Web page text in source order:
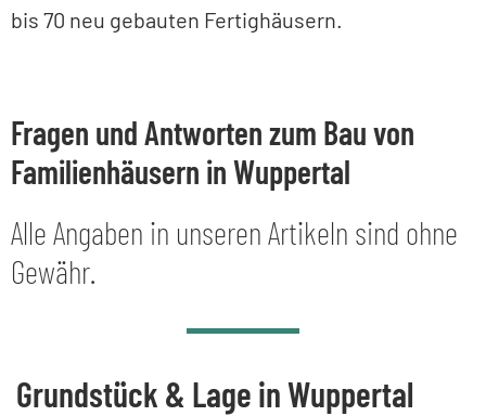
bis 70 neu gebauten Fertighäusern.
Fragen und Antworten zum Bau von
Familienhäusern in Wuppertal
Alle Angaben in unseren Artikeln sind ohne
Gewähr.
Grundstück & Lage in Wuppertal